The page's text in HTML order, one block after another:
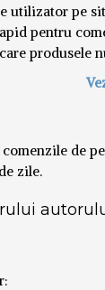
utilizator pe
pentru
produsele
de
zile.